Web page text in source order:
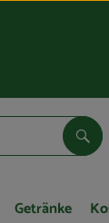
Getränke